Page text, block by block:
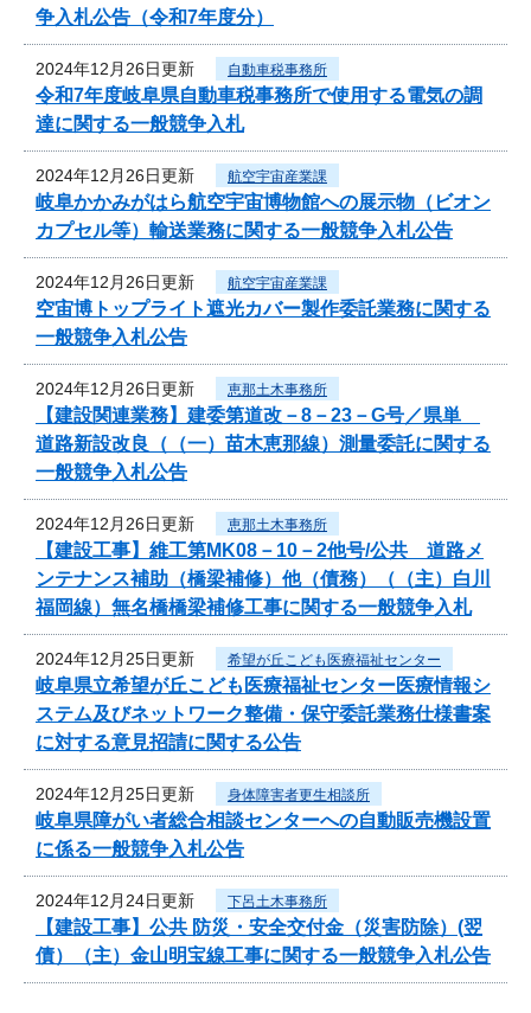
争入札公告（令和7年度分）
2024年12月26日更新 自動車税事務所
令和7年度岐阜県自動車税事務所で使用する電気の調
達に関する一般競争入札
2024年12月26日更新 航空宇宙産業課
岐阜かかみがはら航空宇宙博物館への展示物（ビオン
カプセル等）輸送業務に関する一般競争入札公告
2024年12月26日更新 航空宇宙産業課
空宙博トップライト遮光カバー製作委託業務に関する
一般競争入札公告
2024年12月26日更新 恵那土木事務所
【建設関連業務】建委第道改－8－23－G号／県単
道路新設改良（（一）苗木恵那線）測量委託に関する
一般競争入札公告
2024年12月26日更新 恵那土木事務所
【建設工事】維工第MK08－10－2他号/公共 道路メ
ンテナンス補助（橋梁補修）他（債務）（（主）白川
福岡線）無名橋橋梁補修工事に関する一般競争入札
2024年12月25日更新 希望が丘こども医療福祉センター
岐阜県立希望が丘こども医療福祉センター医療情報シ
ステム及びネットワーク整備・保守委託業務仕様書案
に対する意見招請に関する公告
2024年12月25日更新 身体障害者更生相談所
岐阜県障がい者総合相談センターへの自動販売機設置
に係る一般競争入札公告
2024年12月24日更新 下呂土木事務所
【建設工事】公共 防災・安全交付金（災害防除）(翌
債）（主）金山明宝線工事に関する一般競争入札公告